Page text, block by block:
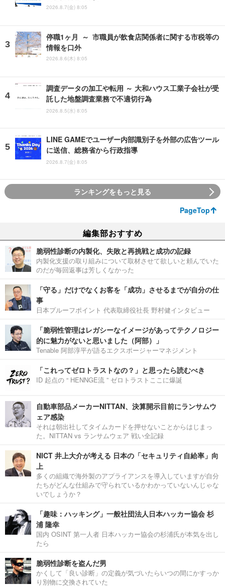
2026.8.7(金) 8:05
停職1ヶ月 ～ 市職員が飲食店関係者に関する市税等の
情報を口外
2026.8.6(木) 8:05
調査データの加工や転用 ～ 大和ハウス工業子会社が受
託した地盤調査業務で不適切行為
2026.8.5(水) 8:05
LINE GAMEでユーザー内部識別子を外部の広告ツール
に送信、総務省から行政指導
2026.8.7(金) 8:05
ランキングをもっと見る
PageTop
編集部おすすめ
脆弱性診断の内製化、失敗と再挑戦と成功の記録
内製化支援の取り組みについて取材させて欲しいと頼んでいた
のだが毎回返事は芳しくなかった
「守る」だけでなくお客を「成功」させるまでが自分の仕
事
日本プルーフポイント 代表取締役社長 野村健インタビュー
「脆弱性管理はレガシーなイメージがあってテクノロジー
的に魅力がないと思いました（阿部）」
Tenable 阿部淳平が語るエクスポージャーマネジメント
「これってゼロトラストなの？」と思ったら読むべき
ID 起点の “ HENNGE流 ” ゼロトラストここに爆誕
自動車部品メーカーNITTAN、決算開示目前にランサムウ
ェア感染
それは朝出社してタイムカードを押せないことからはじまっ
た。NITTAN vs ランサムウェア 戦い全記録
NICT 井上大介が考える 日本の「セキュリティ自給率」向
上
多くの組織で海外製のアプライアンスを導入していますが自分
たちがどんな仕組みで守られているかわかっていないんじゃな
いでしょうか？
「趣味：ハッキング」一般社団法人日本ハッカー協会 杉
浦 隆幸
国内 OSINT 第一人者 日本ハッカー協会の杉浦氏が本気を出し
たら
脆弱性診断を盗んだ男
かくして「良い診断」の定義が気づいたらいつの間にかすっか
り別物に交換されていた